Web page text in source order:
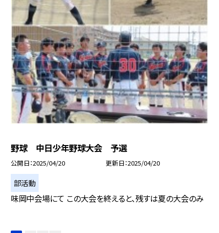
野球 中日少年野球大会 予選
公開日 2025/04/20 更新日 2025/04/20
部活動
味岡中会場にて この大会を終えると、残すは夏の大会のみ